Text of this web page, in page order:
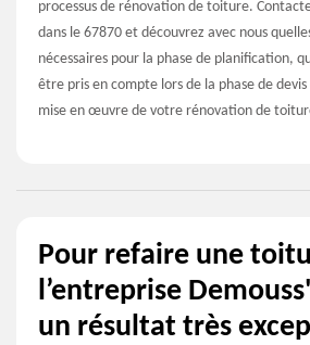
processus de rénovation de toiture.
dans le 67870 et découvrez avec nous
nécessaires pour la phase de planification,
être pris en compte lors de la phase de
mise en œuvre de votre rénovation de
Pour refaire une
l’entreprise
un résultat très